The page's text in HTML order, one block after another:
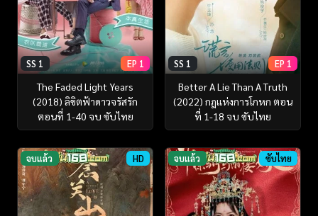
SS 1 EP 1
The Faded Light Years
(2018) ลิขิตฟ้าดาวจรัสรัก
ตอนที่ 1-40 จบ ซับไทย
SS 1 EP 1
Better A Lie Than A Truth
(2022) กฎแห่งการโกหก ตอน
ที่ 1-18 จบ ซับไทย
จบแล้ว HD จบแล้ว ซับไทย